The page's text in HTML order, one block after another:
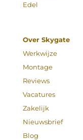
Edel
Over Skygate
Werkwijze
Montage
Reviews
Vacatures
Zakelijk
Nieuwsbrief
Blog